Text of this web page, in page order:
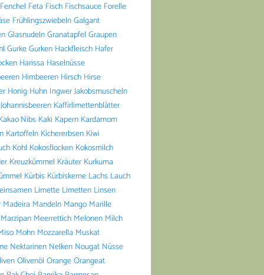
Fenchel Feta Fisch Fischsauce Forelle
FrühlingszwiebelnGalgant
GlasnudelnGranatapfel Graupen
GurkeGurken Hackfleisch Hafer
Harissa Haselnüsse
Himbeeren Hirsch Hirse
Honig Huhn IngwerJakobsmuscheln
Johannisbeeren Kaffirlimettenblätter
Nibs Kaki Kapern Kardamom
Kartoffeln Kichererbsen Kiwi
Kohl Kokosflocken Kokosmilch
Kreuzkümmel Kräuter Kurkuma
Kürbis Kürbiskerne Lachs Lauch
Limette Limetten Linsen
Madeira Mandeln Mango Marille
Marzipan Meerrettich Melonen Milch
Mohn Mozzarella Muskat
Nektarinen Nelken Nougat Nüsse
Olivenöl OrangeOrangeat